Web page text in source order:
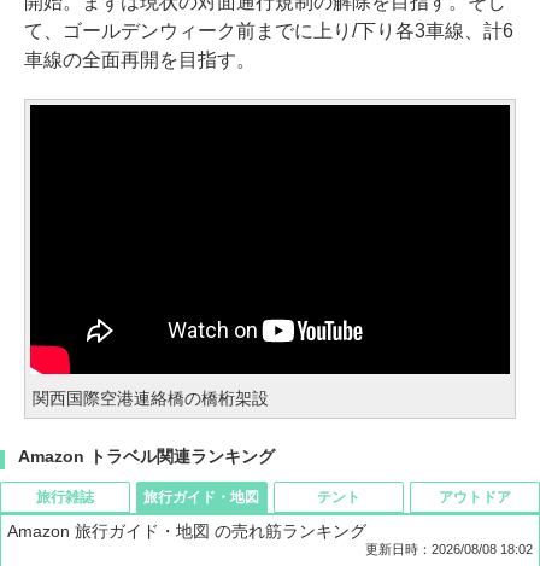
て、ゴールデンウィーク前までに上り/下り各3車線、計6
車線の全面再開を目指す。
関西国際空港連絡橋の橋桁架設
Amazon トラベル関連ランキング
旅行雑誌 旅行ガイド・地図
Amazon 旅行ガイド・地図 の売れ筋ランキング
更新日時：2026/08/08 18:02
テント アウトドア